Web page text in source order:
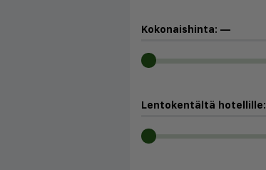
Kokonaishinta: —
Lentokentältä hotellille: